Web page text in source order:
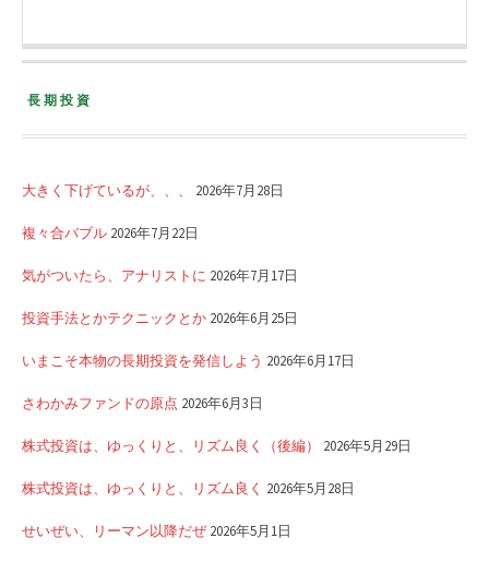
長期投資
大きく下げているが、、、 2026年7月28日
複々合バブル 2026年7月22日
気がついたら、アナリストに 2026年7月17日
投資手法とかテクニックとか 2026年6月25日
いまこそ本物の長期投資を発信しよう 2026年6月17日
さわかみファンドの原点 2026年6月3日
株式投資は、ゆっくりと、リズム良く（後編） 2026年5月29日
株式投資は、ゆっくりと、リズム良く 2026年5月28日
せいぜい、リーマン以降だぜ2026年5月1日